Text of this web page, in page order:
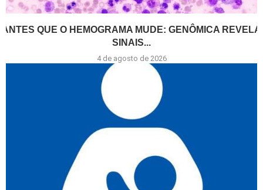
ANTES QUE O HEMOGRAMA MUDE: GENÔMICA REVELA
SINAIS...
4 de agosto de 2026